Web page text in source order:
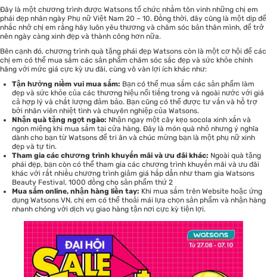
Đây là một chương trình được Watsons tổ chức nhằm tôn vinh những chị em
phái đẹp nhân ngày Phụ nữ Việt Nam 20 – 10. Đồng thời, đây cũng là một dịp để
nhắc nhở chị em rằng hãy luôn yêu thương và chăm sóc bản thân mình, để trở
nên ngày càng xinh đẹp và thành công hơn nữa.
Bên cạnh đó, chương trình quà tặng phái đẹp Watsons còn là một cơ hội để các
chị em có thể mua sắm các sản phẩm chăm sóc sắc đẹp và sức khỏe chính
hãng với mức giá cực kỳ ưu đãi, cùng vô vàn lợi ích khác như:
Tận hưởng niềm vui mua sắm: Bạn có thể mua sắm các sản phẩm làm
đẹp và sức khỏe của các thương hiệu nổi tiếng trong và ngoài nước với giá
cả hợp lý và chất lượng đảm bảo. Bạn cũng có thể được tư vấn và hỗ trợ
bởi nhân viên nhiệt tình và chuyên nghiệp của Watsons.
Nhận quà tặng ngọt ngào: Nhận ngay một cây kẹo socola xinh xắn và
ngon miệng khi mua sắm tại cửa hàng. Đây là món quà nhỏ nhưng ý nghĩa
dành cho bạn từ Watsons để tri ân và chúc mừng bạn là một phụ nữ xinh
đẹp và tự tin.
Tham gia các chương trình khuyến mãi và ưu đãi khác: Ngoài quà tặng
phái đẹp, bạn còn có thể tham gia các chương trình khuyến mãi và ưu đãi
khác với rất nhiều chương trình giảm giá hấp dẫn như tham gia Watsons
Beauty Festival, 1000 đồng cho sản phẩm thứ 2
Mua sắm online, nhận hàng liền tay: Khi mua sắm trên Website hoặc ứng
dụng Watsons VN, chị em có thể thoải mái lựa chọn sản phẩm và nhận hàng
nhanh chóng với dịch vụ giao hàng tận nơi cực kỳ tiện lợi.